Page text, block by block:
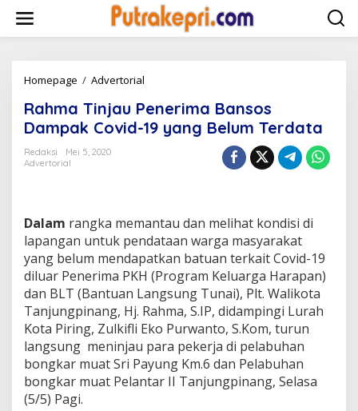
w
Homepage / Advertorial
h
m
a
u
P
e
n
e
r
i
m
B
a
n
Rahma Tinjau Penerima Bansos
Dampak Covid-19 yang Belum Terdata
Redaksi
Mei 5, 2020
Advertorial
Dalam rangka memantau dan melihat kondisi di
lapangan untuk pendataan warga masyarakat
yang belum mendapatkan batuan terkait Covid-19
diluar Penerima PKH (Program Keluarga Harapan)
dan BLT (Bantuan Langsung Tunai), Plt. Walikota
Tanjungpinang, Hj. Rahma, S.IP, didampingi Lurah
Kota Piring, Zulkifli Eko Purwanto, S.Kom, turun
langsung meninjau para pekerja di pelabuhan
bongkar muat Sri Payung Km.6 dan Pelabuhan
bongkar muat Pelantar II Tanjungpinang, Selasa
(5/5) Pagi.